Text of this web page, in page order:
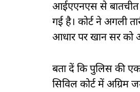
आईएएनएस से बातचीत
गई है। कोर्ट ने अगली
आधार पर खान सर को
बता दें कि पुलिस की
सिविल कोर्ट में अग्रिम